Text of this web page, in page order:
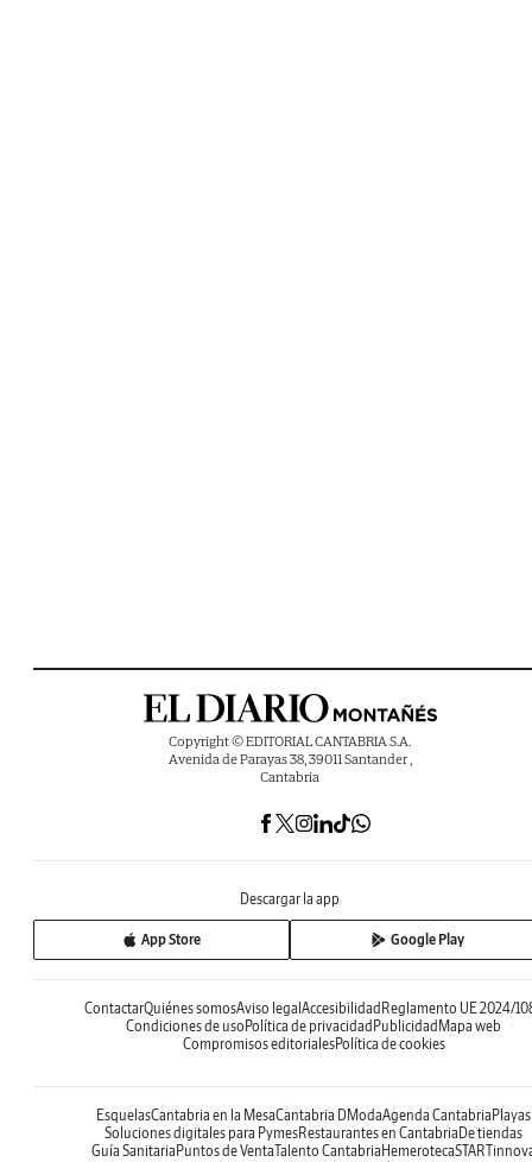
Copyright © EDITORIAL CANTABRIA S.A.
Avenida de Parayas 38, 39011 Santander ,
Cantabria
Descargar la app
App Store Google Play
ContactarQuiénes somosAviso legalAccesibilidadReglamento UE 2024/
Condiciones de usoPolítica de privacidadPublicidadMapa web
Compromisos editorialesPolítica de cookies
EsquelasCantabria en la MesaCantabria DModaAgenda CantabriaPlayas
Soluciones digitales para PymesRestaurantes en CantabriaDe tiendas
Guía SanitariaPuntos de VentaTalento CantabriaHemeroteca